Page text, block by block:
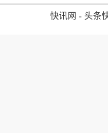
快讯网 - 头条